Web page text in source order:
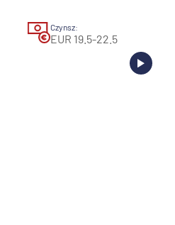
Czynsz:
EUR 19.5-22.5